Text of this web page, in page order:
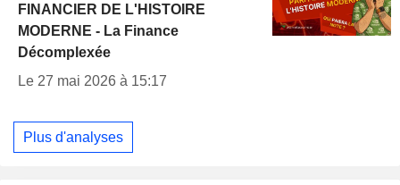
FINANCIER DE L'HISTOIRE
MODERNE - La Finance
Décomplexée
Le 27 mai 2026 à 15:17
Plus d'analyses